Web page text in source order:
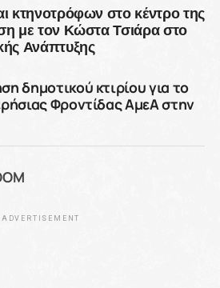
κτηνοτρόφων στο κέντρο της
με τον Κώστα Τσιάρα στο
Ανάπτυξης
δημοτικού κτιρίου για το
Φροντίδας ΑμεΑ στην
ADVERTISEMENT